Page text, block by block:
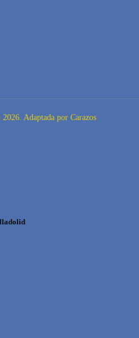
Adaptada por Carazos